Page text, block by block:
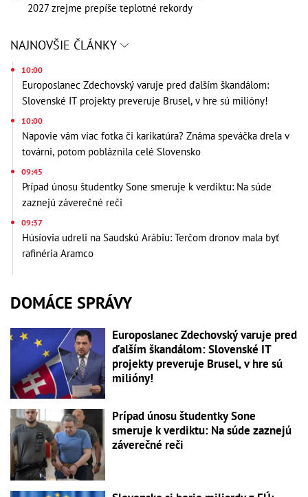
2027 zrejme prepíše teplotné rekordy
NAJNOVŠIE ČLÁNKY
10:00
Europoslanec Zdechovský varuje pred ďalším škandálom:
Slovenské IT projekty preveruje Brusel, v hre sú milióny!
10:00
Napovie vám viac fotka či karikatúra? Známa speváčka drela v
továrni, potom pobláznila celé Slovensko
09:45
Prípad únosu študentky Sone smeruje k verdiktu: Na súde
zaznejú záverečné reči
09:37
Húsíovia udreli na Saudskú Arábiu: Terčom dronov mala byť
rafinéria Aramco
DOMÁCE SPRÁVY
Europoslanec Zdechovský varuje pred
ďalším škandálom: Slovenské IT
projekty preveruje Brusel, v hre sú
milióny!
Prípad únosu študentky Sone
smeruje k verdiktu: Na súde zaznejú
záverečné reči